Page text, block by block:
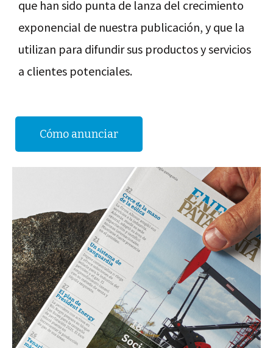
que han sido punta de lanza del crecimiento
exponencial de nuestra publicación, y que la
utilizan para difundir sus productos y servicios
a clientes potenciales.
Cómo anunciar